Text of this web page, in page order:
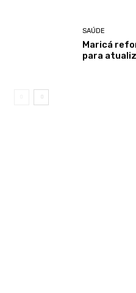
SAÚDE
Maricá
para